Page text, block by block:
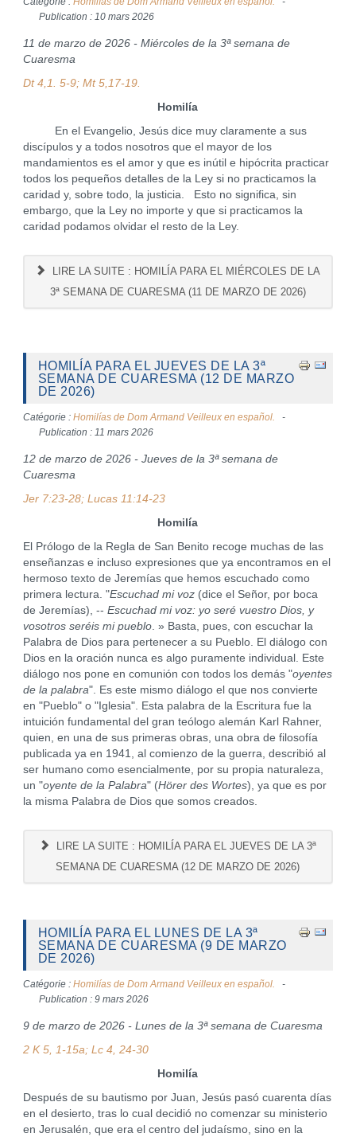
Publication : 10 mars 2026
11 de marzo de 2026 - Miércoles de la 3ª semana de
Cuaresma
Dt 4,1. 5-9; Mt 5,17-19.
Homilía
En el Evangelio, Jesús dice muy claramente a sus
discípulos y a todos nosotros que el mayor de los
mandamientos es el amor y que es inútil e hipócrita practicar
todos los pequeños detalles de la Ley si no practicamos la
caridad y, sobre todo, la justicia. Esto no significa, sin
embargo, que la Ley no importe y que si practicamos la
caridad podamos olvidar el resto de la Ley.
LIRE LA SUITE : HOMILÍA PARA EL MIÉRCOLES DE LA
3ª SEMANA DE CUARESMA (11 DE MARZO DE 2026)
HOMILÍA PARA EL JUEVES DE LA 3ª
SEMANA DE CUARESMA (12 DE MARZO
DE 2026)
Catégorie : Homilías de Dom Armand Veilleux en español.
Publication : 11 mars 2026
12 de marzo de 2026 - Jueves de la 3ª semana de
Cuaresma
Jer 7:23-28; Lucas 11:14-23
Homilía
El Prólogo de la Regla de San Benito recoge muchas de las
enseñanzas e incluso expresiones que ya encontramos en el
hermoso texto de Jeremías que hemos escuchado como
primera lectura. "Escuchad mi voz(dice el Señor, por boca
de Jeremías), -- Escuchad mi voz: yo seré vuestro Dios, y
vosotros seréis mi pueblo. » Basta, pues, con escuchar la
Palabra de Dios para pertenecer a su Pueblo. El diálogo con
Dios en la oración nunca es algo puramente individual. Este
diálogo nos pone en comunión con todos los demás "oyentes
de la palabra". Es este mismo diálogo el que nos convierte
en "Pueblo" o "Iglesia". Esta palabra de la Escritura fue la
intuición fundamental del gran teólogo alemán Karl Rahner,
quien, en una de sus primeras obras, una obra de filosofía
publicada ya en 1941, al comienzo de la guerra, describió al
ser humano como esencialmente, por su propia naturaleza,
un "oyente de la Palabra" (Hörer des Wortes), ya que es por
la misma Palabra de Dios que somos creados.
LIRE LA SUITE : HOMILÍA PARA EL JUEVES DE LA 3ª
SEMANA DE CUARESMA (12 DE MARZO DE 2026)
HOMILÍA PARA EL LUNES DE LA 3ª
SEMANA DE CUARESMA (9 DE MARZO
DE 2026)
Catégorie : Homilías de Dom Armand Veilleux en español.
Publication : 9 mars 2026
9 de marzo de 2026 - Lunes de la 3ª semana de Cuaresma
2 K 5, 1-15a; Lc 4, 24-30
Homilía
Después de su bautismo por Juan, Jesús pasó cuarenta días
en el desierto, tras lo cual decidió no comenzar su ministerio
en Jerusalén, que era el centro del judaísmo, sino en la